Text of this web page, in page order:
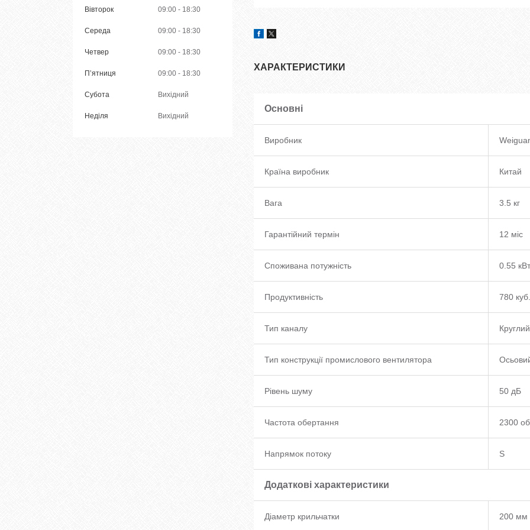
ХАРАКТЕРИСТИКИ
Основні
Виробник
Країна виробник Китай
Вага 3.5 кг
Гарантійний термін 12 міс
Споживана потужність 0.55 кВт
Продуктивність 780
Тип каналу Круглий
Тип конструкції промислового вентилятора
Рівень шуму 50 дБ
Частота обертання 2300
Напрямок потоку S
Додаткові характеристики
Діаметр крильчатки 200 мм
Вівторок 09:00 18:30
Середа 09:00 18:30
Четвер 09:00 18:30
Пʼятниця 09:00 18:30
Субота Вихідний
Неділя Вихідний